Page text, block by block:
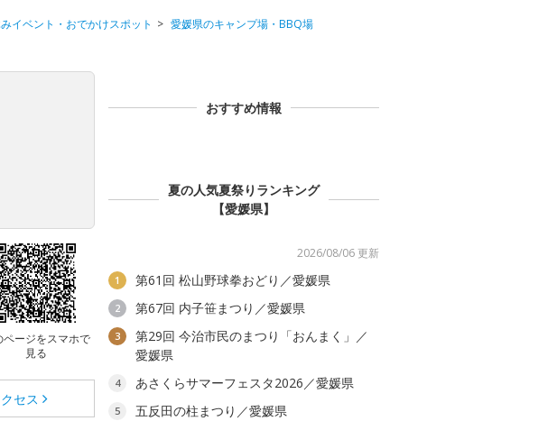
イベント・おでかけスポット
愛媛県のキャンプ場・BBQ場
ページをスマホで
見る
セス
おすすめ情報
夏の人気夏祭りランキング
【愛媛県】
2026/08/06 更新
1 第61回 松山野球拳おどり／愛媛県
2 第67回 内子笹まつり／愛媛県
3
第29回 今治市民のまつり「おんまく」／
愛媛県
4 あさくらサマーフェスタ2026／愛媛県
5
五反田の柱まつり／愛媛県